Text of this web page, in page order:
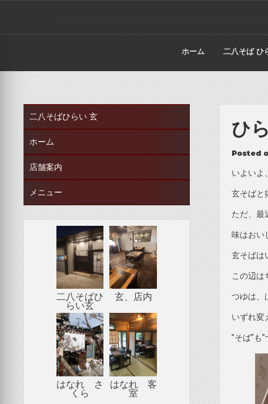
ホーム 二八そば ひ
ひ
Posted
いよいよ
玄そばと
ただ、最
味はおい
玄そばは
この辺は
つゆは、
いずれ変
”そば”も
二八そばひらい 玄
ホーム
店舗案内
メニュー
二八そばひ
らい玄
玄、店内
はなれ さ
くら
はなれ 客
室